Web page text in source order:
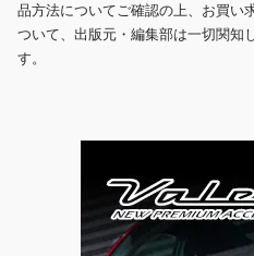
品方法についてご確認の上、お買い
ついて、出版元・編集部は一切関知
す。